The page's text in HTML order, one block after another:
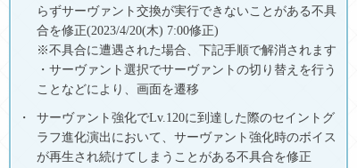
らずサーヴァント交換が実行できないことがある不具
合を修正(2023/4/20(木) 7:00修正)
※不具合に遭遇された場合、下記手順で解消されます
・サーヴァント選択でサーヴァントの切り替えを行う
ことなどにより、画面を遷移
サーヴァント強化でLv.120に到達した際のセイントグ
ラフ進化演出において、サーヴァント強化時のボイス
が再生され続けてしまうことがある不具合を修正